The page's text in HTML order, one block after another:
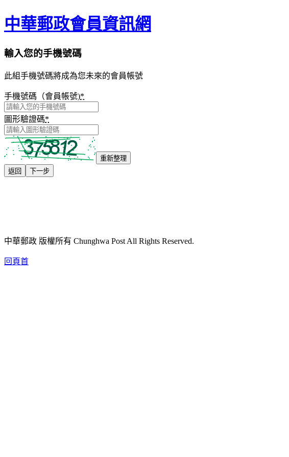
中華郵政會員資訊網
輸入您的手機號碼
此組手機號碼將成為您未來的會員帳號
手機號碼（會員帳號)*
圖形驗證碼*
重新整理
返回
下一步
中華郵政 版權所有 Chunghwa Post All Rights Reserved.
回頁首